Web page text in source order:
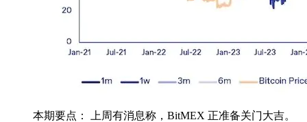
本期要点： 上周有消息称，BitMEX 正准备关门大吉。